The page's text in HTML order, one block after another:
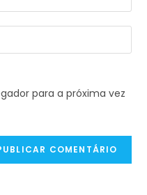
para a próxima vez